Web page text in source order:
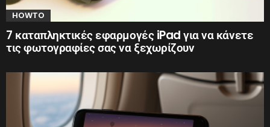
HOWTO
7 καταπληκτικές εφαρμογές iPad για να κάνετε
τις φωτογραφίες σας να ξεχωρίζουν